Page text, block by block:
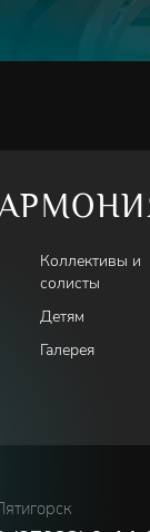
Коллективы и
солисты
Детям
Галерея